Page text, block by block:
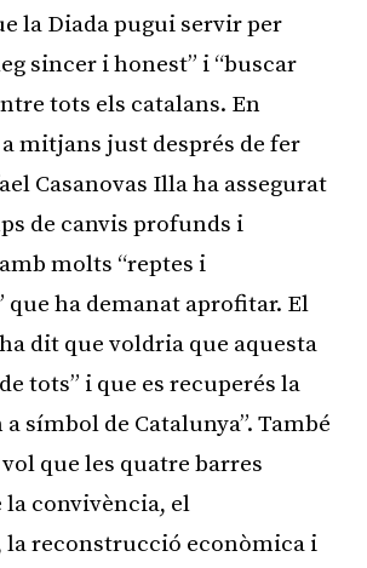
la Diada pugui servir per
sincer i honest” i “buscar
tots els catalans. En
mitjans just després de fer
Casanovas Illa ha assegurat
de canvis profunds i
molts “reptes i
ha demanat aprofitar. El
dit que voldria que aquesta
tots” i que es recuperés la
a símbol de Catalunya”. També
que les quatre barres
la convivència, el
reconstrucció econòmica i